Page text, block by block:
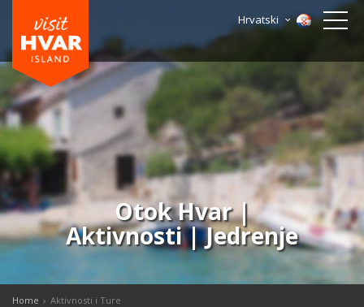
Hrvatski
Otok Hvar |
Aktivnosti | Jedrenje
Home Aktivnosti i Ture